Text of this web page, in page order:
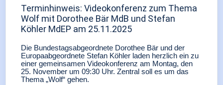
Terminhinweis: Videokonferenz zum Thema
Wolf mit Dorothee Bär MdB und Stefan
Köhler MdEP am 25.11.2025
Die Bundestagsabgeordnete Dorothee Bär und der
Europaabgeordnete Stefan Köhler laden herzlich ein zu
einer gemeinsamen Videokonferenz am Montag, den
25. November um 09:30 Uhr. Zentral soll es um das
Thema „Wolf“ gehen.